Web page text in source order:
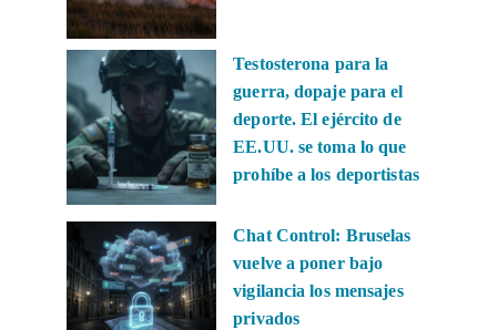
Testosterona para la
guerra, dopaje para el
deporte. El ejército de
EE.UU. se toma lo que
prohíbe a los deportistas
Chat Control: Bruselas
vuelve a poner bajo
vigilancia los mensajes
privados